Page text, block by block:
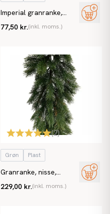
Imperial granranke,
EN71, kunstig gran
77,50 kr.(inkl. moms.)
(2)
Grøn Plast
Granranke, nisse,
gran
229,00 kr.(inkl. moms.)